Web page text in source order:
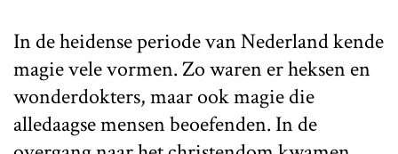
In de heidense periode van Nederland kende
magie vele vormen. Zo waren er heksen en
wonderdokters, maar ook magie die
alledaagse mensen beoefenden. In de